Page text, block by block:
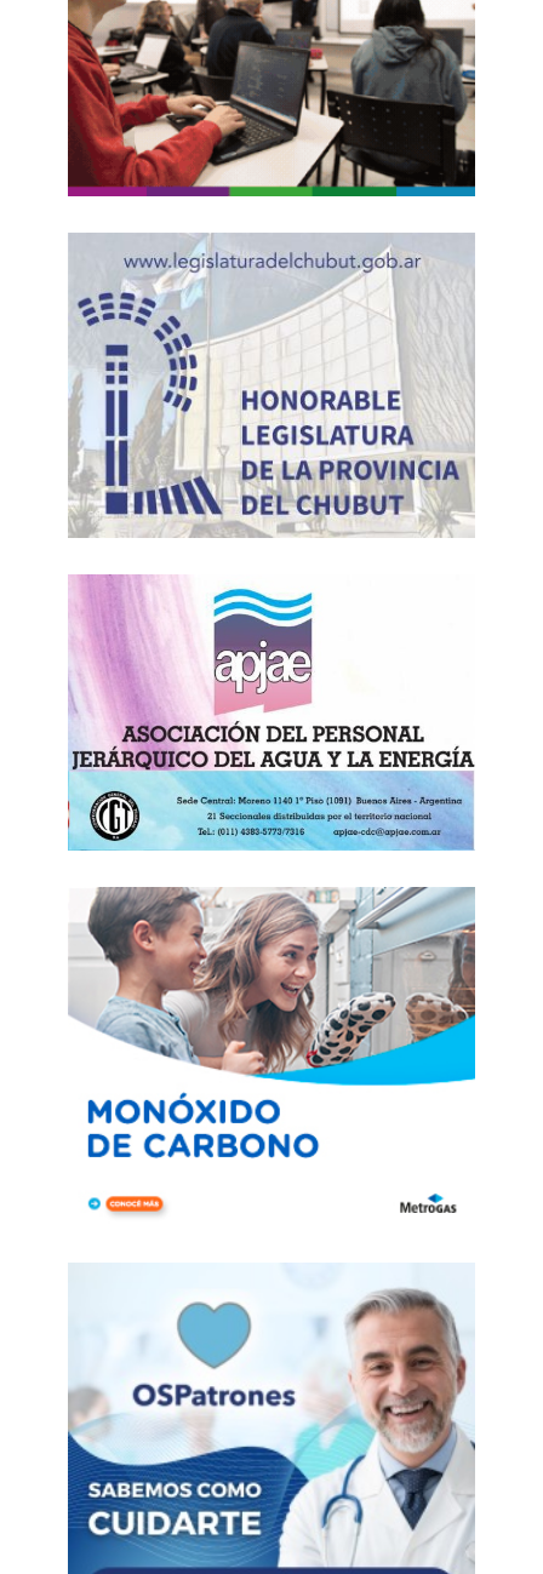
Juan),Ignacio Torres(Chubut),
Gustavo
Sáenz(Salta),Osvaldo
Jaldo(Tucumán),Rolando
Figueroa(Neuquén),Alfredo
Cornejo(Mendoza),Carlos
Sadir(Jujuy),Raúl Jalil(Catamarca),Rogelio
(Chaco),Alberto Weretilneck(Río
Negro),Hugo Passalacqua(Misiones)
Gerardo Zamora(Santiago del Estero),
entre otros.
FUENTE. AMBITO F.